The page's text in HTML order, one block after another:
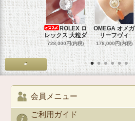
ROLEX ロ
レックス 大粒ダ
728,000円(内税)
OMEGA オメガ
リーフヴィ
178,000円(内税)
<
会員メニュー
ご利用ガイド